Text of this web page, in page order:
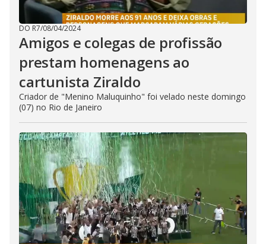
DO R7/08/04/2024
Amigos e colegas de profissão
prestam homenagens ao
cartunista Ziraldo
Criador de "Menino Maluquinho" foi velado neste domingo
(07) no Rio de Janeiro